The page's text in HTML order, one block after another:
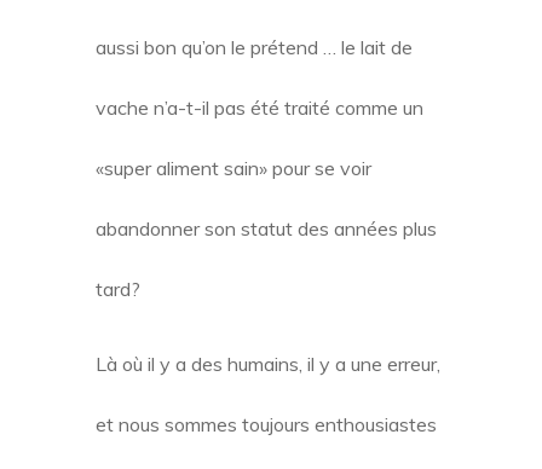
aussi bon qu’on le prétend … le lait de
vache n’a-t-il pas été traité comme un
«super aliment sain» pour se voir
abandonner son statut des années plus
tard?
Là où il y a des humains, il y a une erreur,
et nous sommes toujours enthousiastes